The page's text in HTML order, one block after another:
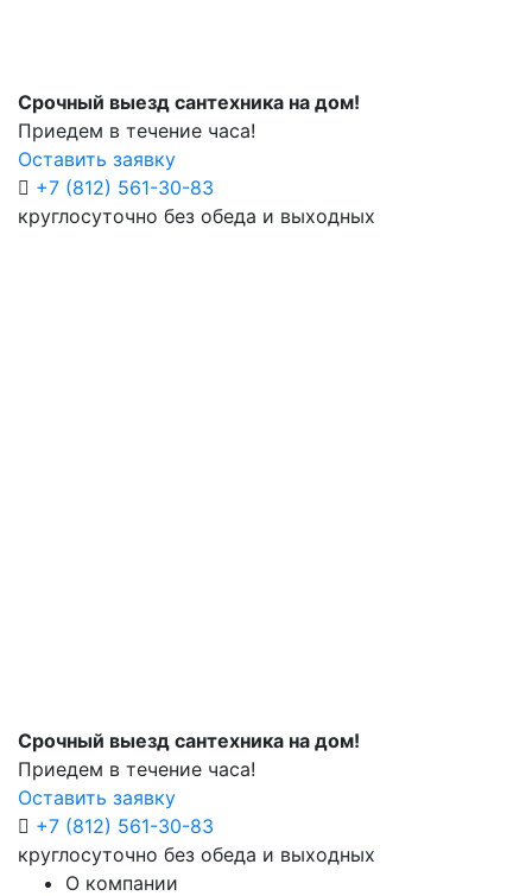
Срочный выезд сантехника на дом!
Приедем в течение часа!
Оставить заявку
+7 (812) 561-30-83
круглосуточно без обеда и выходных
Срочный выезд сантехника на дом!
Приедем в течение часа!
Оставить заявку
+7 (812) 561-30-83
круглосуточно без обеда и выходных
О компании